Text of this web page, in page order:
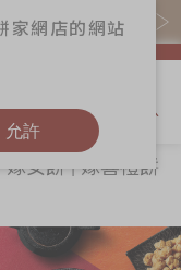
易賞錢($5=1分)
更多
奇華工作坊
嫁女餅 | 嫁喜禮餅
家網店的網站
允許